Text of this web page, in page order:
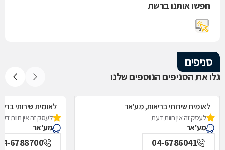
חפשו אותנו ברשת
סניפים
גלו את הסניפים הנוספים שלנו
לאומית שירותי בריאות, מע'אר
לעסק זה אין חוות דעת
מע'אר
04-6786041
לאומית שירותי
לעסק זה אין חוות
מע'אר
6788700